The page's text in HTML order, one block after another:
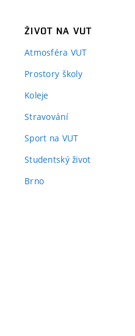
ŽIVOT NA VUT
Atmosféra VUT
Prostory školy
Koleje
Stravování
Sport na VUT
Studentský život
Brno